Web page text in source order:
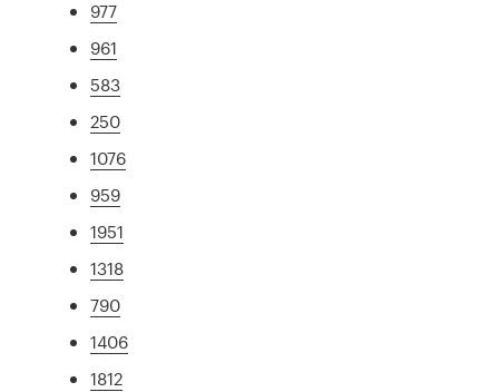
977
961
583
250
1076
959
1951
1318
790
1406
1812